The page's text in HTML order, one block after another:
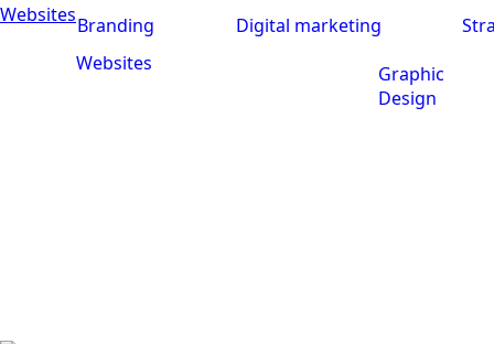
Branding
Digital marketing
Graphic
Design
Websites
Websites